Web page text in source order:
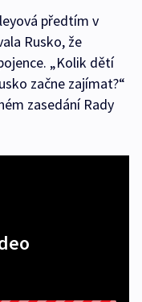
předtím v
Rusko, že
„Kolik dětí
začne zajímat?“
zasedání Rady